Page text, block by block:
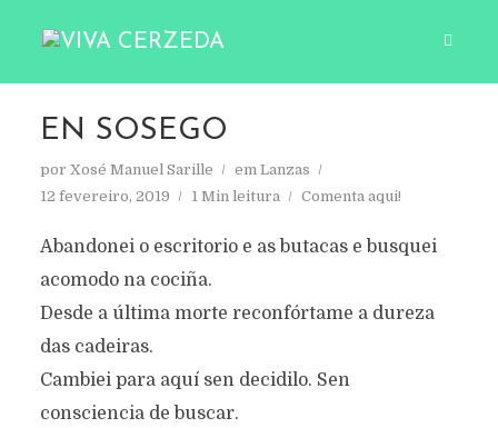
EN SOSEGO
por Xosé Manuel Sarille em Lanzas
12 fevereiro, 2019
1 Min leitura Comenta aqui!
Abandonei o escritorio e as butacas e busquei
acomodo na cociña.
Desde a última morte reconfórtame a dureza
das cadeiras.
Cambiei para aquí sen decidilo. Sen
consciencia de buscar.